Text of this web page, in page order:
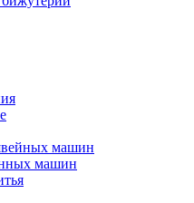
машин
машин